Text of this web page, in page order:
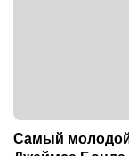
Самый молодой